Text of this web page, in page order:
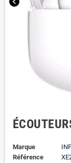
Marque
Référence